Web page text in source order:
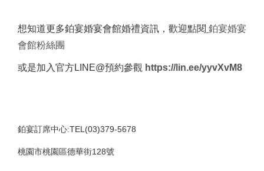
想知道更多鉑宴婚宴會館婚禮資訊，歡迎點閱 鉑宴婚宴
會館粉絲團
或是加入官方LINE@預約參觀 https://lin.ee/yyvXvM8
鉑宴訂席中心:TEL(03)379-5678
桃園市桃園區德華街128號